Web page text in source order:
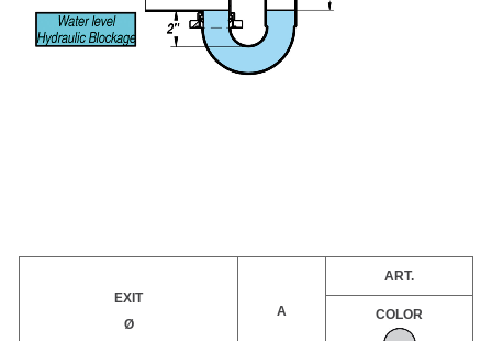
EXIT
Ø
A
ART.
COLOR